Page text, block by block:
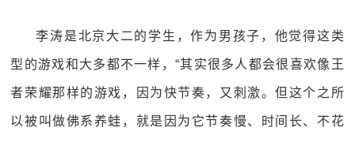
李涛是北京大二的学生，作为男孩子，他觉得这类
型的游戏和大多都不一样，“其实很多人都会很喜欢像王
者荣耀那样的游戏，因为快节奏，又刺激。但这个之所
以被叫做佛系养蛙，就是因为它节奏慢、时间长、不花